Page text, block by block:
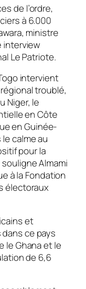
de l’ordre,
à 6.000
ministre
interview
Le Patriote.
intervient
troublé,
Niger, le
en Côte
en Guinée-
calme au
pour la
souligne Almami
à la Fondation
électoraux
et
ce pays
le Ghana et le
de 6,6